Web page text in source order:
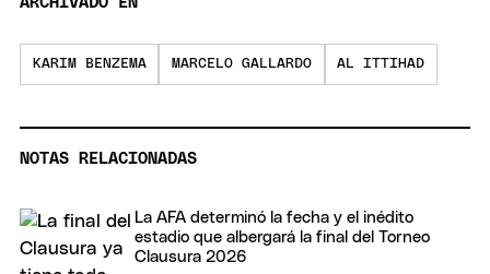
KARIM BENZEMA MARCELO GALLARDO AL ITTIHAD
NOTAS RELACIONADAS
La AFA determinó la fecha y el inédito
estadio que albergará la final del Torneo
Clausura 2026